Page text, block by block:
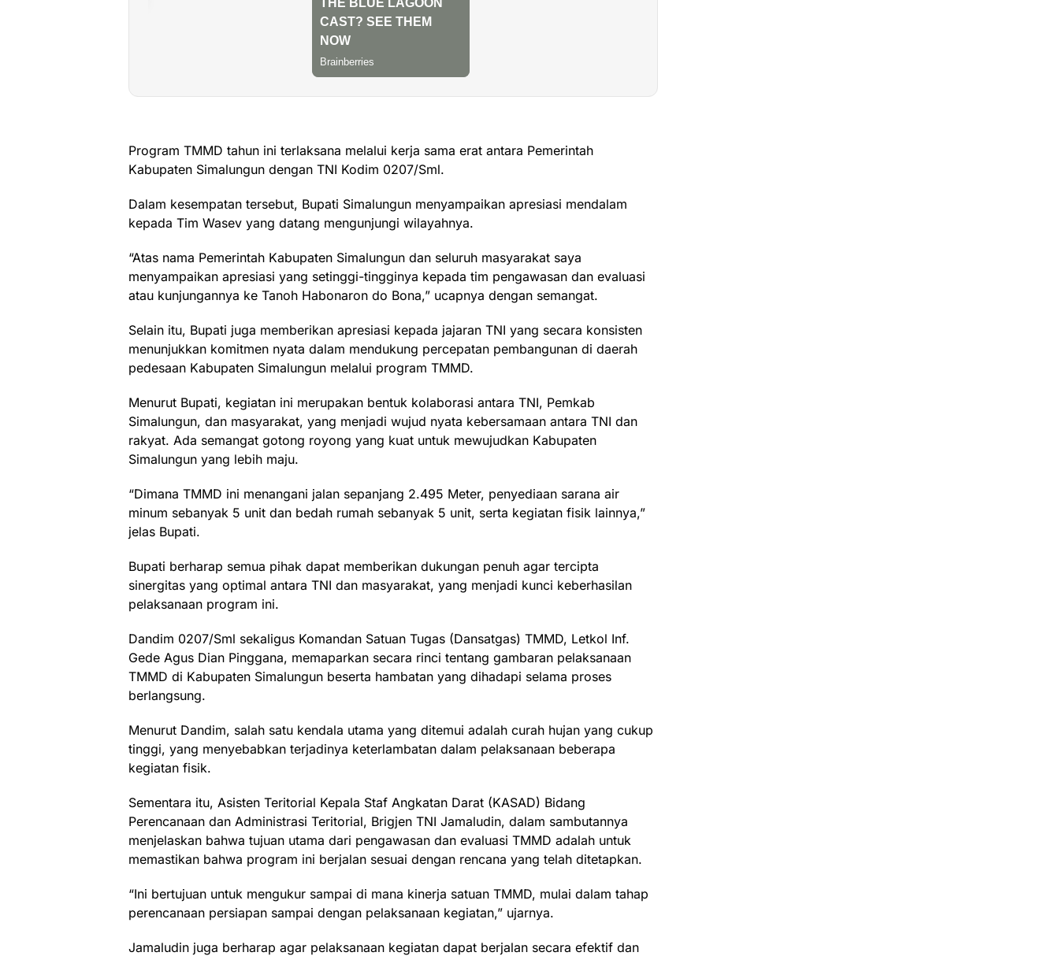
Program TMMD tahun ini terlaksana melalui kerja sama erat antara Pemerintah
Kabupaten Simalungun dengan TNI Kodim 0207/Sml.
Dalam kesempatan tersebut, Bupati Simalungun menyampaikan apresiasi mendalam
kepada Tim Wasev yang datang mengunjungi wilayahnya.
“Atas nama Pemerintah Kabupaten Simalungun dan seluruh masyarakat saya
menyampaikan apresiasi yang setinggi-tingginya kepada tim pengawasan dan evaluasi
atau kunjungannya ke Tanoh Habonaron do Bona,” ucapnya dengan semangat.
Selain itu, Bupati juga memberikan apresiasi kepada jajaran TNI yang secara konsisten
menunjukkan komitmen nyata dalam mendukung percepatan pembangunan di daerah
pedesaan Kabupaten Simalungun melalui program TMMD.
Menurut Bupati, kegiatan ini merupakan bentuk kolaborasi antara TNI, Pemkab
Simalungun, dan masyarakat, yang menjadi wujud nyata kebersamaan antara TNI dan
rakyat. Ada semangat gotong royong yang kuat untuk mewujudkan Kabupaten
Simalungun yang lebih maju.
“Dimana TMMD ini menangani jalan sepanjang 2.495 Meter, penyediaan sarana air
minum sebanyak 5 unit dan bedah rumah sebanyak 5 unit, serta kegiatan fisik lainnya,”
jelas Bupati.
Bupati berharap semua pihak dapat memberikan dukungan penuh agar tercipta
sinergitas yang optimal antara TNI dan masyarakat, yang menjadi kunci keberhasilan
pelaksanaan program ini.
Dandim 0207/Sml sekaligus Komandan Satuan Tugas (Dansatgas) TMMD, Letkol Inf.
Gede Agus Dian Pinggana, memaparkan secara rinci tentang gambaran pelaksanaan
TMMD di Kabupaten Simalungun beserta hambatan yang dihadapi selama proses
berlangsung.
Menurut Dandim, salah satu kendala utama yang ditemui adalah curah hujan yang cukup
tinggi, yang menyebabkan terjadinya keterlambatan dalam pelaksanaan beberapa
kegiatan fisik.
Sementara itu, Asisten Teritorial Kepala Staf Angkatan Darat (KASAD) Bidang
Perencanaan dan Administrasi Teritorial, Brigjen TNI Jamaludin, dalam sambutannya
menjelaskan bahwa tujuan utama dari pengawasan dan evaluasi TMMD adalah untuk
memastikan bahwa program ini berjalan sesuai dengan rencana yang telah ditetapkan.
“Ini bertujuan untuk mengukur sampai di mana kinerja satuan TMMD, mulai dalam tahap
perencanaan persiapan sampai dengan pelaksanaan kegiatan,” ujarnya.
Jamaludin juga berharap agar pelaksanaan kegiatan dapat berjalan secara efektif dan